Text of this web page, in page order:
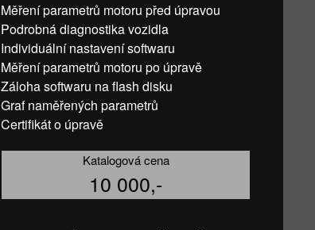
Měření parametrů motoru před úpravou
Podrobná diagnostika vozidla
Individuální nastavení softwaru
Měření parametrů motoru po úpravě
Záloha softwaru na flash disku
Graf naměřených parametrů
Certifikát o úpravě
Katalogová cena
10 000,-